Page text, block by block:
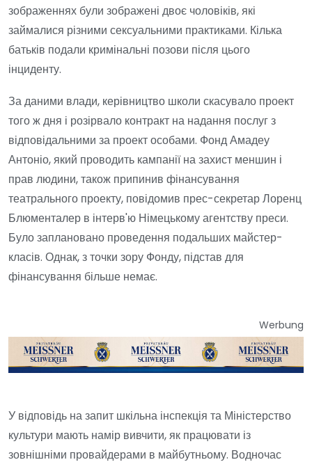
зображеннях були зображені двоє чоловіків, які
займалися різними сексуальними практиками. Кілька
батьків подали кримінальні позови після цього
інциденту.
За даними влади, керівництво школи скасувало проект
того ж дня і розірвало контракт на надання послуг з
відповідальними за проект особами. Фонд Амадеу
Антоніо, який проводить кампанії на захист меншин і
прав людини, також припинив фінансування
театрального проекту, повідомив прес-секретар Лоренц
Блюменталер в інтерв'ю Німецькому агентству преси.
Було заплановано проведення подальших майстер-
класів. Однак, з точки зору Фонду, підстав для
фінансування більше немає.
Werbung
У відповідь на запит шкільна інспекція та Міністерство
культури мають намір вивчити, як працювати із
зовнішніми провайдерами в майбутньому. Водночас